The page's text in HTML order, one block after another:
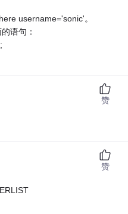
username='sonic'。
语句：
赞
赞